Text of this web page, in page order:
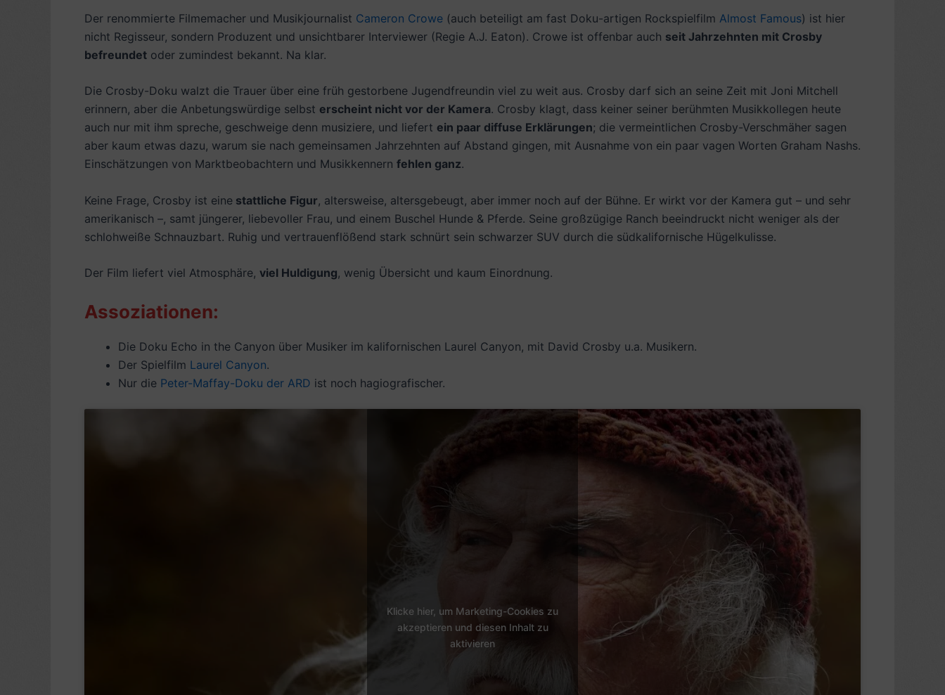
Der renommierte Filmemacher und Musikjournalist Cameron Crowe (auch beteiligt am fast Doku-artigen Rockspielfilm Almost Famous) ist hier
nicht Regisseur, sondern Produzent und unsichtbarer Interviewer (Regie A.J. Eaton). Crowe ist offenbar auch seit Jahrzehnten mit Crosby
befreundet oder zumindest bekannt. Na klar.
Die Crosby-Doku walzt die Trauer über eine früh gestorbene Jugendfreundin viel zu weit aus. Crosby darf sich an seine Zeit mit Joni Mitchell
erinnern, aber die Anbetungswürdige selbst erscheint nicht vor der Kamera. Crosby klagt, dass keiner seiner berühmten Musikkollegen heute
auch nur mit ihm spreche, geschweige denn musiziere, und liefert ein paar diffuse Erklärungen; die vermeintlichen Crosby-Verschmäher sagen
aber kaum etwas dazu, warum sie nach gemeinsamen Jahrzehnten auf Abstand gingen, mit Ausnahme von ein paar vagen Worten Graham Nashs.
Einschätzungen von Marktbeobachtern und Musikkennern fehlen ganz.
Keine Frage, Crosby ist eine stattliche Figur, altersweise, altersgebeugt, aber immer noch auf der Bühne. Er wirkt vor der Kamera gut – und sehr
amerikanisch –, samt jüngerer, liebevoller Frau, und einem Buschel Hunde & Pferde. Seine großzügige Ranch beeindruckt nicht weniger als der
schlohweiße Schnauzbart. Ruhig und vertrauenflößend stark schnürt sein schwarzer SUV durch die südkalifornische Hügelkulisse.
Der Film liefert viel Atmosphäre, viel Huldigung, wenig Übersicht und kaum Einordnung.
Assoziationen:
Die Doku Echo in the Canyon über Musiker im kalifornischen Laurel Canyon, mit David Crosby u.a. Musikern.
Der Spielfilm Laurel Canyon.
Nur die Peter-Maffay-Doku der ARD ist noch hagiografischer.
Klicke hier, um Marketing-Cookies zu
akzeptieren und diesen Inhalt zu
aktivieren